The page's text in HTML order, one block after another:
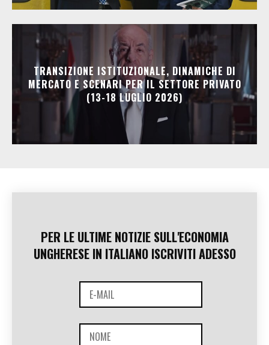
TRANSIZIONE ISTITUZIONALE, DINAMICHE DI
MERCATO E SCENARI PER IL SETTORE PRIVATO
(13-18 LUGLIO 2026)
PER LE ULTIME NOTIZIE SULL'ECONOMIA
UNGHERESE IN ITALIANO ISCRIVITI ADESSO